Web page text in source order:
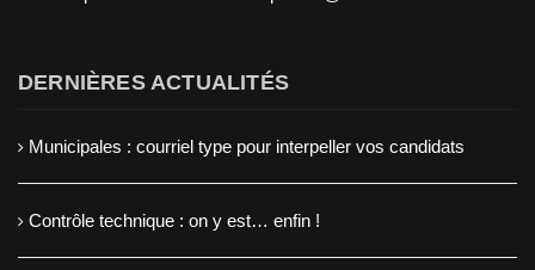
DERNIÈRES ACTUALITÉS
Municipales : courriel type pour interpeller vos candidats
Contrôle technique : on y est… enfin !